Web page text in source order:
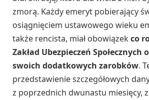
zmorą. Każdy emeryt pobierający
osiągnięciem ustawowego wieku
także rencista, miał obowiązekco
Zakład Ubezpieczeń Społecznych
swoich dodatkowych zarobków.
przedstawienie szczegółowych
z poprzednich dwunastu miesięcy,